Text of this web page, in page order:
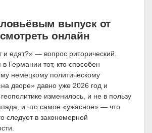
выпуск от
онлайн
и едят?» — вопрос риторический.
Германии тот, кто способен
немецкому политическому
дворе» давно уже 2026 год и
изменилось, и не в пользу
и что самое «ужасное» — что
следует в закономерной